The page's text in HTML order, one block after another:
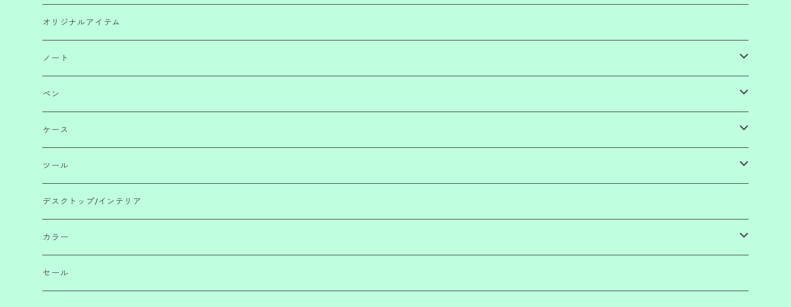
オリジナルアイテム
ノート
ノートブック
ノートパッド
メモ
リフィル・ツール
ペン
ボールペン・サインペン
ペンシル
えんぴつ
万年筆・筆
インク・リフィル
ケース
ペンケース
ポーチ・財布
ファイル
ツール
消しゴム・のり・テープ・付箋・定規
ハサミ・ナイフ・テープカッター
マグネット・クリップ・バンド・ペンホルダー
デスクトップ/インテリア
カラー
レッド/ピンク
セール